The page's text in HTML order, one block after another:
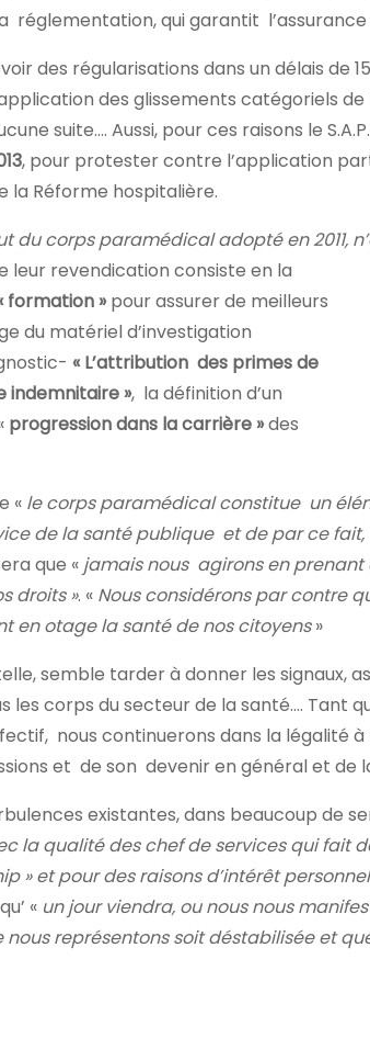
qui garantit l’assurance
des régularisations dans un délais de
des glissements catégoriels
suite…. Aussi, pour ces raisons le
, pour protester contre l’application
la Réforme hospitalière.
du corps paramédical adopté en 2011,
leur revendication consiste en la
formation »pour assurer de meilleurs
du matériel d’investigation
« L’attribution des primes de
indemnitaire », la définition d’un
progression dans la carrière »des
« le corps paramédical constitue un
de la santé publique et de par ce
que « jamais nous agirons en prenant
droits ». « Nous considérons par contre
en otage la santé de nos citoyens»
semble tarder à donner les signaux,
corps du secteur de la santé…. Tant
nous continuerons dans la légalité à
et de son devenir en général et de
existantes, dans beaucoup de
la qualité des chef de services qui fait
» et pour des raisons d’intérêt
« un jour viendra, ou nous nous
représentons soit déstabilisée et